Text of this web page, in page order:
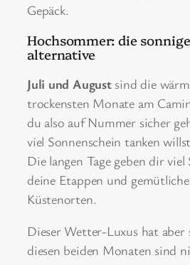
Gepäck.
Hochsommer: die
alternative
Juli und Augustsind die
trockensten Monate am
du also auf Nummer sicher
viel Sonnenschein tanken
Die langen Tage geben dir
deine Etappen und
Küstenorten.
Dieser Wetter-Luxus hat aber
diesen beiden Monaten sind